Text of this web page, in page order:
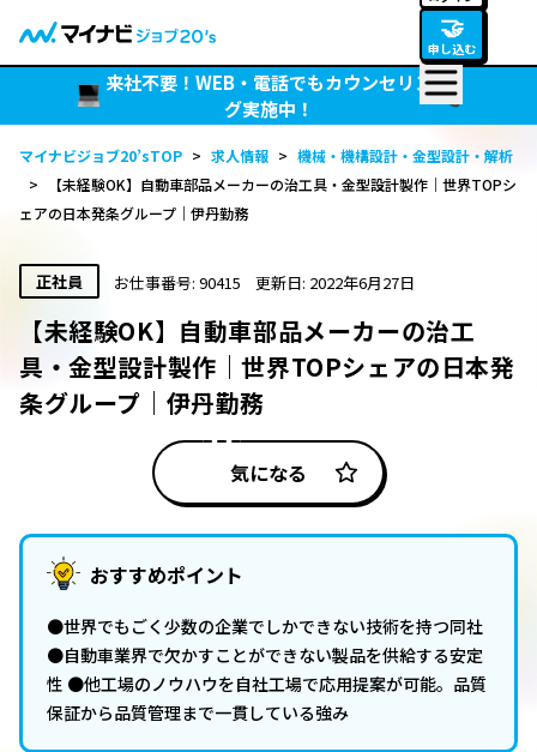
🤝
申し込む
来社不要！WEB・電話でもカウンセリン
グ実施中！
マイナビジョブ20’sTOP > 求人情報 > 機械・機構設計・金型設計・解析
>
【未経験OK】自動車部品メーカーの治工具・金型設計製作｜世界TOPシ
ェアの日本発条グループ｜伊丹勤務
正社員 お仕事番号: 90415 更新日: 2022年6月27日
【未経験OK】自動車部品メーカーの治工
具・金型設計製作｜世界TOPシェアの日本発
条グループ｜伊丹勤務
気になる
おすすめポイント
●世界でもごく少数の企業でしかできない技術を持つ同社
●自動車業界で欠かすことができない製品を供給する安定
性 ●他工場のノウハウを自社工場で応用提案が可能。品質
保証から品質管理まで一貫している強み